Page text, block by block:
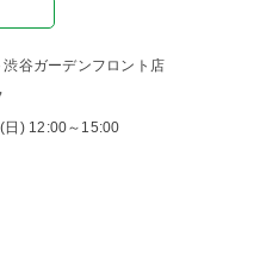
谷ガーデンフロント店
) 12:00～15:00